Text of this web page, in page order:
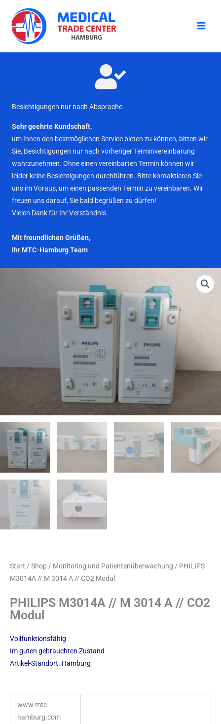
Inhalt
springen
Besichtigungen nur nach Absprache
Sehr geehrte Kundschaft,
um Ihnen den bestmöglichen Service bieten zu können, bitten wir
Sie, Besichtigungen nur nach vorheriger Terminvereinbarung
wahrzunehmen. Ohne einen vereinbarten Termin können wir
leider keine Besichtigungen durchführen. Bitte kontaktieren Sie
uns im Voraus, um einen passenden Termin zu vereinbaren. Wir
freuen uns darauf, Sie bald begrüßen zu dürfen!
Vielen Dank für Ihr Verständnis.
Mit freundlichen Grüßen,
Ihr MTC-Hamburg Team
Start / Shop / Monitoring und Patientenüberwachung / PHILIPS
M3014A // M 3014 A // CO2 Modul
PHILIPS M3014A // M 3014 A // CO2
Modul
Vollfunktionsfähig
Im guten gebrauchten Zustand
Artikel-Standort. Hamburg
www.mtc-
hamburg.com